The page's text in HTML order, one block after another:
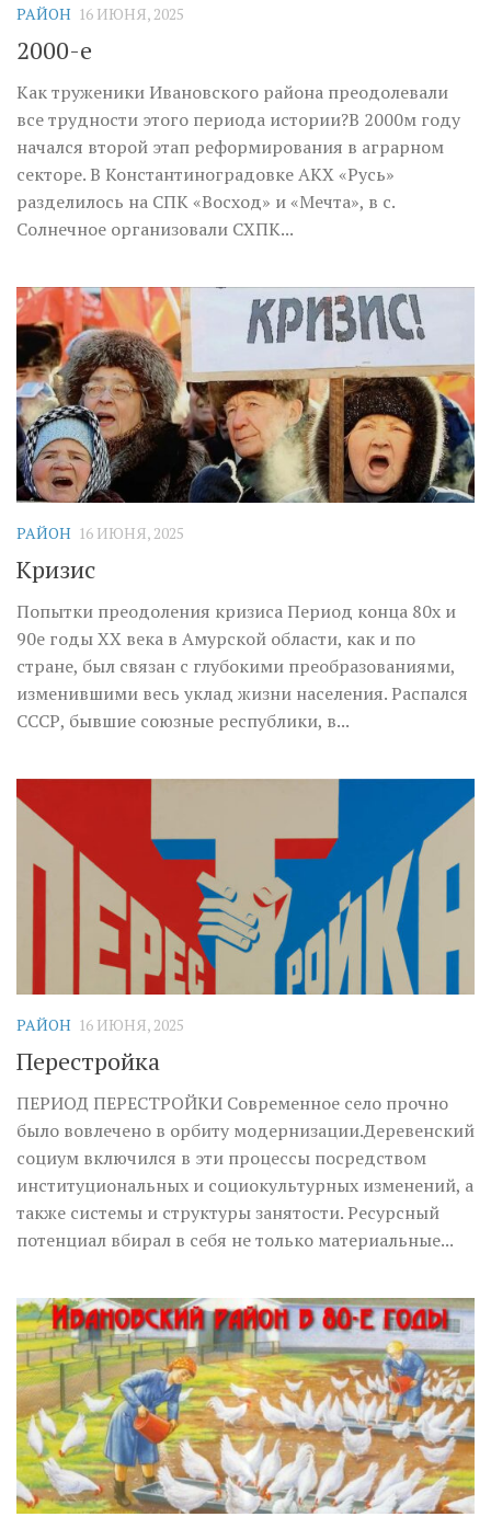
РАЙОН 16 ИЮНЯ, 2025
2000-е
Как труженики Ивановского района преодолевали
все трудности этого периода истории?В 2000м году
начался второй этап реформирования в аграрном
секторе. В Константиноградовке АКХ «Русь»
разделилось на СПК «Восход» и «Мечта», в с.
Солнечное организовали СХПК...
РАЙОН 16 ИЮНЯ, 2025
Кризис
Попытки преодоления кризиса Период конца 80х и
90е годы XX века в Амурской области, как и по
стране, был связан с глубокими преобразованиями,
изменившими весь уклад жизни населения. Распался
СССР, бывшие союзные республики, в...
РАЙОН 16 ИЮНЯ, 2025
Перестройка
ПЕРИОД ПЕРЕСТРОЙКИ Современное село прочно
было вовлечено в орбиту модернизации.Деревенский
социум включился в эти процессы посредством
институциональных и социокультурных изменений, а
также системы и структуры занятости. Ресурсный
потенциал вбирал в себя не только материальные...